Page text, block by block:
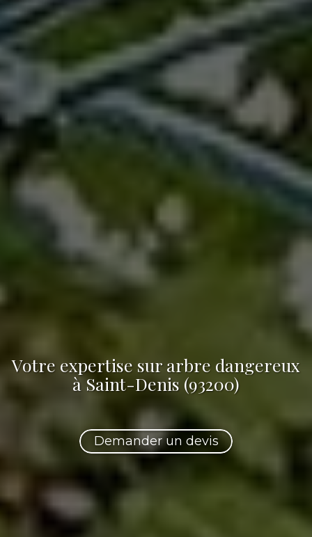
Votre expertise sur arbre dangereux
à Saint-Denis (93200)
Demander un devis